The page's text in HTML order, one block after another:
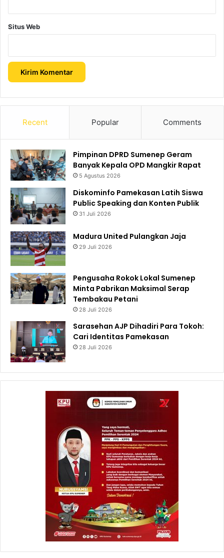
Situs Web
Recent Popular Comments
Pimpinan DPRD Sumenep Geram
Banyak Kepala OPD Mangkir Rapat
5 Agustus 2026
Diskominfo Pamekasan Latih Siswa
Public Speaking dan Konten Publik
31 Juli 2026
Madura United Pulangkan Jaja
29 Juli 2026
Pengusaha Rokok Lokal Sumenep
Minta Pabrikan Maksimal Serap
Tembakau Petani
28 Juli 2026
Sarasehan AJP Dihadiri Para Tokoh:
Cari Identitas Pamekasan
28 Juli 2026